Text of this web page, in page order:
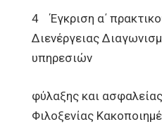
4 Έγκριση α΄
Διενέργειας
υπηρεσιών
φύλαξης και
Φιλοξενίας